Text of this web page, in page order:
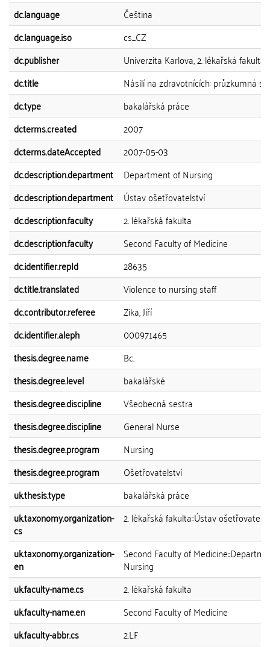
dc.language
Čeština
dc.language.iso
cs_CZ
dc.publisher
Univerzita Karlova, 2. lékařská fakulta
dc.title
Násilí na zdravotnících: průzkumná
dc.type
bakalářská práce
dcterms.created
2007
dcterms.dateAccepted
2007-05-03
dc.description.department
Department of Nursing
dc.description.department
Ústav ošetřovatelství
dc.description.faculty
2. lékařská fakulta
dc.description.faculty
Second Faculty of Medicine
dc.identifier.repId
28635
dc.title.translated
Violence to nursing staff
dc.contributor.referee
Zika, Jiří
dc.identifier.aleph
000971465
thesis.degree.name
Bc.
thesis.degree.level
bakalářské
thesis.degree.discipline
Všeobecná sestra
thesis.degree.discipline
General Nurse
thesis.degree.program
Nursing
thesis.degree.program
Ošetřovatelství
uk.thesis.type
bakalářská práce
uk.taxonomy.organization-
cs
2. lékařská fakulta::Ústav
uk.taxonomy.organization-
en
Second Faculty of
Nursing
uk.faculty-name.cs
2. lékařská fakulta
uk.faculty-name.en
Second Faculty of Medicine
uk.faculty-abbr.cs
2.LF